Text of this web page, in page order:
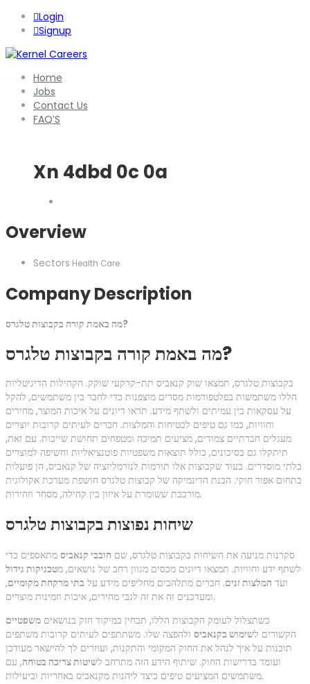
Login
Signup
Home
Jobs
Contact Us
FAQ’S
Xn 4dbd 0c 0a
Overview
Sectors Health Care
Company Description
מה באמת קורה בקבוצות טלגרס?
מה באמת קורה בקבוצות טלגרס?
בקבוצות טלגרס, תמצאו שוק קנאביס תת-קרקעי שוקק. הקהילות הדיגיטליות
הללו משתמשות בפלטפורמות מסרים מוצפנות כדי לחבר בין משתמשים, להקל
על עסקאות בין עמיתים ולשתף מידע. תראו דיונים על איכות המוצר, מחירים
וחוויות, כמו גם טיפים לבטיחות והמלצות. חברים לעיתים קרובות יוצרים
מעגלים חברתיים צמודים, מציעים תמיכה ומטפחים תחושת שייכות. עם זאת,
תיתקלו גם בסיכונים, כולל תוצאות משפטיות פוטנציאליות וחשיפה למוצרים
בלתי מוסדרים. בעוד שקבוצות אלו תורמות לנורמליזציה של קנאביס, הן פועלות
בתחום אפור חוקי. הבנת הדינמיקה של קבוצות טלגרס חושפת מערכת אקולוגית
מורכבת ששומרת על איזון בין קהילה, מסחר וזהירות.
שיחות נפוצות בקבוצות טלגרס
סקרנות מניעה את השיחות בקבוצות טלגרס, שם חובבי קנאביס מתאספים כדי
לשתף ידע וחוויות. תמצאו דיונים מכסים מגוון רחב של נושאים, מטכניקות גידול
ועד המלצות זנים. חברים מתלהבים מחליפים מידע על בתי מרקחת מקומיים,
ומעדכנים זה את זה לגבי מחירים, איכות וזמינות מוצרים.
כשתצלול לעומק הקבוצות הללו, תבחין במיקוד חזק בנושאים משפטיים
הקשורים לשימוש בקנאביס ולהפצה שלו. משתתפים לעיתים קרובות משתפים
תובנות על איך לנהל את החוק המקומי והתקנות, ועוזרים לך להישאר מעודכן
ועומד בדרישות החוק. שיתוף הידע הזה מתרחב לשיטות צריכה בטוחה, עם
משתמשים המציעים טיפים כיצד ליהנות מקנאביס באחריות וביעילות.